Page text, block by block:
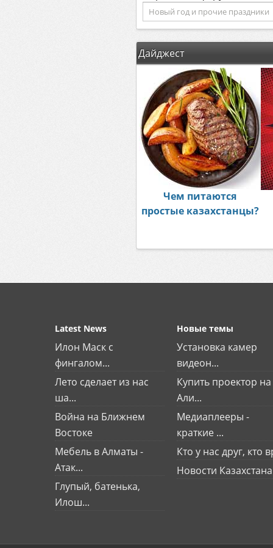
Дайджест
Чем питаются
простые казахстанцы?
Latest News
Илон Маск с
фингалом...
Лето сделает из нас
ша...
Война на Ближнем
Востоке
Мебель в Алматы -
Атак...
Глупый, батенька,
Илош...
Новые темы
Установка камер
видеон...
Купить проектор на
Али...
Медиаплееры -
краткие ...
Кто у нас друг, кто
Новости Казахстана